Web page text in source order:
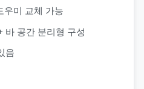
우미 교체 가능
바 공간 분리형 구성
음